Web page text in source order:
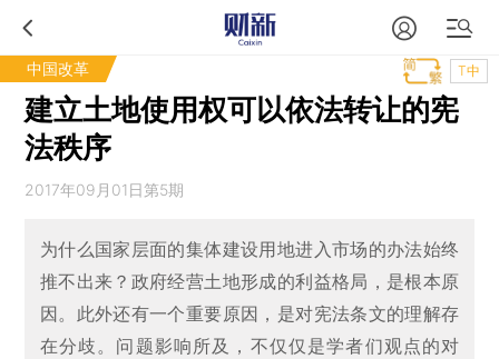
中国改革 T中
建立土地使用权可以依法转让的宪
法秩序
2017年09月01日第5期
为什么国家层面的集体建设用地进入市场的办法始终
推不出来？政府经营土地形成的利益格局，是根本原
因。此外还有一个重要原因，是对宪法条文的理解存
在分歧。问题影响所及，不仅仅是学者们观点的对